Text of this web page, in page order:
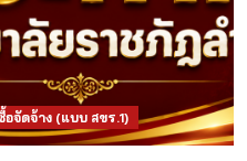
จัดจ้าง (แบบ สขร.1)